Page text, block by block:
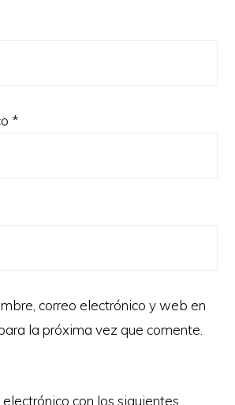
*
correo electrónico y web en
la próxima vez que comente.
con los siguientes